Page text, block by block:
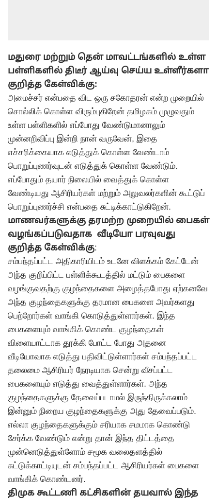
மதுரை மற்றும் தென் மாவட்டங்களில் உள்ள
பள்ளிகளில் திடீர் ஆய்வு செய்ய உள்ளீர்களா
குறித்த கேள்விக்கு:
அமைச்சர் என்பதை விட ஒரு சகோதரன் என்ற முறையில்
சொல்லிக் கொள்ள விரும்புகிறேன் தமிழகம் முழுவதும்
உள்ள பள்ளிகளில் எப்போது வேண்டுமானாலும்
முன்னறிவிப்பு இன்றி நான் வருவேன், இதை
எச்சரிக்கையாக எடுத்துக் கொள்ள வேண்டாம்
பொறுப்புணர்வுடன் எடுத்துக் கொள்ள வேண்டும்.
எப்போதும் தயார் நிலையில் வைத்துக் கொள்ள
வேண்டியது ஆசிரியர்கள் மற்றும் அலுவலர்களின் கூட்டுப்
பொறுப்புணர்ச்சி என்பதை சுட்டிக்காட்டுகிறேன்.
மாணவர்களுக்கு தரமற்ற முறையில் பைகள்
வழங்கப்படுவதாக வீடியோ பரவுவது
குறித்த கேள்விக்கு:
சம்பந்தப்பட்ட அதிகாரியிடம் உடனே விளக்கம் கேட்டேன்
அந்த குறிப்பிட்ட பள்ளிக்கூடத்தில் மட்டும் பைகளை
வழங்குவதற்கு குழந்தைகளை அழைத்தபோது ஏற்கனவே
அந்த குழந்தைகளுக்கு தரமான பைகளை அவர்களது
பெற்றோர்கள் வாங்கி கொடுத்துள்ளார்கள். இந்த
பைகளையும் வாங்கிக் கொண்ட குழந்தைகள்
விளையாட்டாக தூக்கி போட்ட போது அதனை
வீடியோவாக எடுத்து பதிவிட்டுள்ளார்கள் சம்பந்தப்பட்ட
தலைமை ஆசிரியர் நேரடியாக சென்று வீசப்பட்ட
பைகளையும் எடுத்து வைத்துள்ளார்கள். அந்த
குழந்தைகளுக்கு தேவைப்படாமல் இருந்திருக்கலாம்
இன்னும் நிறைய குழந்தைகளுக்கு அது தேவைப்படும்.
எல்லா குழந்தைகளுக்கும் சரியாக சமமாக கொண்டு
சேர்க்க வேண்டும் என்று தான் இந்த திட்டத்தை
முன்னெடுத்துள்ளோம் சமூக வலைதளத்தில்
சுட்டுக்காட்டியுடன் சம்பந்தப்பட்ட ஆசிரியர்கள் பைகளை
வாங்கிக் கொண்டனர்.
திமுக கூட்டணி கட்சிகளின் தயவால் இந்த